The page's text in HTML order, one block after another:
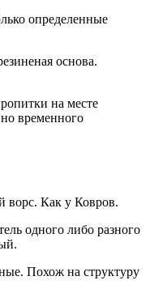
определенные
основа.
на месте
временного
ворс. Как у Ковров.
одного либо разного
Похож на структуру